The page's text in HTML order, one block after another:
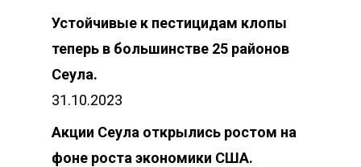
Устойчивые к пестицидам клопы
теперь в большинстве 25 районов
Сеула.
31.10.2023
Акции Сеула открылись ростом на
фоне роста экономики США.